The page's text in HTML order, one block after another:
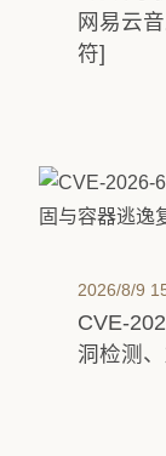
网易云
符]
2026/8/9
洞检测